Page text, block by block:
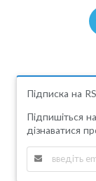
Підписка на
Підпишіться
дізнаватися